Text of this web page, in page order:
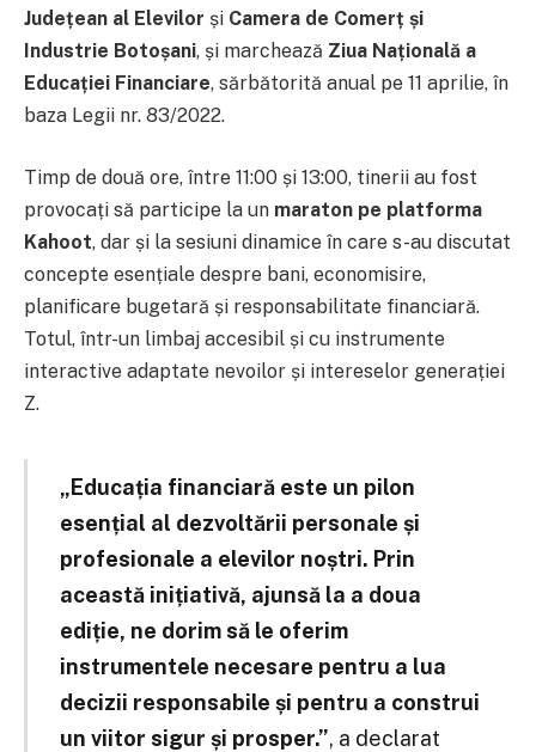
Județean al Elevilor și Camera de Comerț și
Industrie Botoșani, și marchează Ziua Națională a
Educației Financiare, sărbătorită anual pe 11 aprilie, în
baza Legii nr. 83/2022.
Timp de două ore, între 11:00 și 13:00, tinerii au fost
provocați să participe la un maraton pe platforma
Kahoot, dar și la sesiuni dinamice în care s-au discutat
concepte esențiale despre bani, economisire,
planificare bugetară și responsabilitate financiară.
Totul, într-un limbaj accesibil și cu instrumente
interactive adaptate nevoilor și intereselor generației
Z.
„Educația financiară este un pilon
esențial al dezvoltării personale și
profesionale a elevilor noștri. Prin
această inițiativă, ajunsă la a doua
ediție, ne dorim să le oferim
instrumentele necesare pentru a lua
decizii responsabile și pentru a construi
un viitor sigur și prosper.”, a declarat